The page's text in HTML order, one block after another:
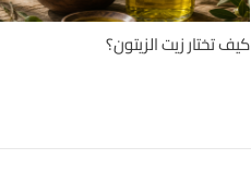
كيف تختار زيت الزيتون؟